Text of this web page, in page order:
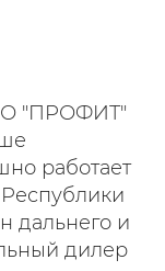
"ПРОФИТ"
работает
дальнего и
дилер